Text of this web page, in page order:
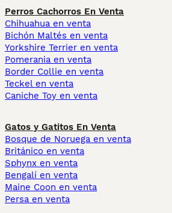
Perros Cachorros En Venta
Chihuahua en venta
Bichón Maltés en venta
Yorkshire Terrier en venta
Pomerania en venta
Border Collie en venta
Teckel en venta
Caniche Toy en venta
Gatos y Gatitos En Venta
Bosque de Noruega en venta
Británico en venta
Sphynx en venta
Bengalí en venta
Maine Coon en venta
Persa en venta